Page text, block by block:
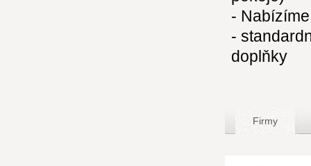
-
-
doplňky
Firmy